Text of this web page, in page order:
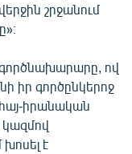
շրջանում
ով
իր գործընկերոջ
իրանական
կազմով
է